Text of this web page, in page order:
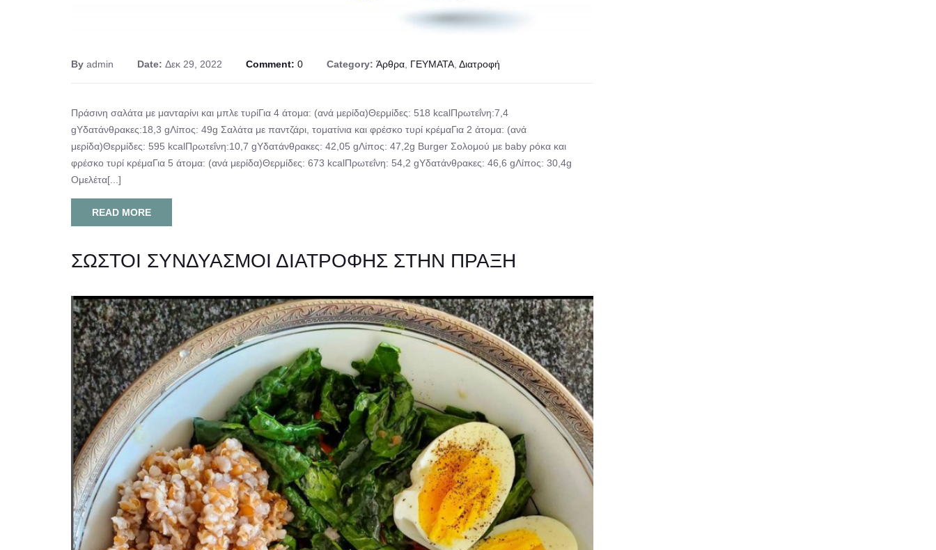
By admin Date: Δεκ 29, 2022 Comment: 0 Category: Άρθρα ΓΕΥΜΑΤΑ Διατροφή
Πράσινη σαλάτα με μανταρίνι και μπλε τυρίΓια 4 άτομα: (ανά μερίδα)Θερμίδες: 518 kcalΠρωτεΐνη:7,4
gΥδατάνθρακες:18,3 gΛίπος: 49g Σαλάτα με παντζάρι, τοματίνια και φρέσκο τυρί κρέμαΓια 2 άτομα: (ανά
μερίδα)Θερμίδες: 595 kcalΠρωτεΐνη:10,7 gΥδατάνθρακες: 42,05 gΛίπος: 47,2g Burger Σολομού με baby ρόκα και
φρέσκο τυρί κρέμαΓια 5 άτομα: (ανά μερίδα)Θερμίδες: 673 kcalΠρωτεΐνη: 54,2 gΥδατάνθρακες: 46,6 gΛίπος: 30,4g
Ομελέτα[...]
READ MORE
ΣΩΣΤΟΙ ΣΥΝΔΥΑΣΜΟΙ ΔΙΑΤΡΟΦΗΣ ΣΤΗΝ ΠΡΑΞΗ